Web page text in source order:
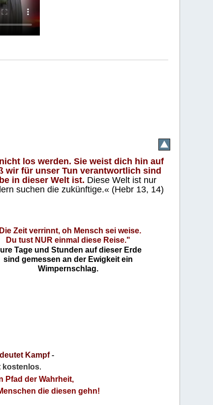
los werden. Sie weist dich hin auf
wir für unser Tun verantwortlich sind
in dieser Welt ist. Diese Welt ist nur
suchen die zukünftige.« (Hebr 13, 14)
Zeit verrinnt, oh Mensch sei weise.
Du tust NUR einmal diese Reise."
Tage und Stunden auf dieser Erde
sind gemessen an der Ewigkeit ein
Wimpernschlag.
Kampf-
kostenlos.
Pfad der Wahrheit,
die diesen gehn!